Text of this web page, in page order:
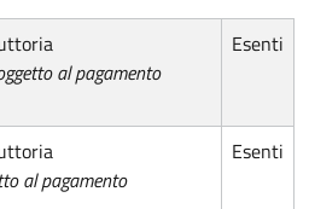
al pagamento
Esenti
al pagamento
Esenti